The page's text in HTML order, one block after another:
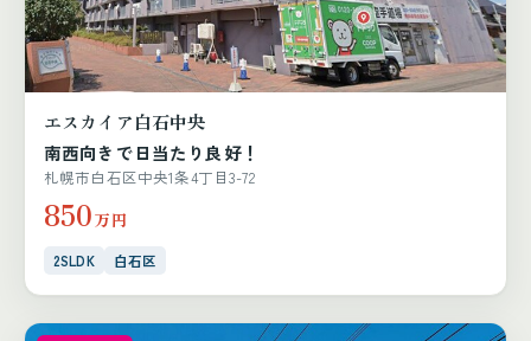
エスカイア白石中央
南西向きで日当たり良好！
札幌市白石区中央1条4丁目3-72
850万円
2SLDK 白石区